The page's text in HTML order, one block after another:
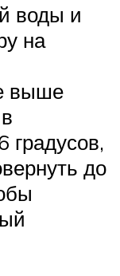
воды и
на
выше
градусов,
до